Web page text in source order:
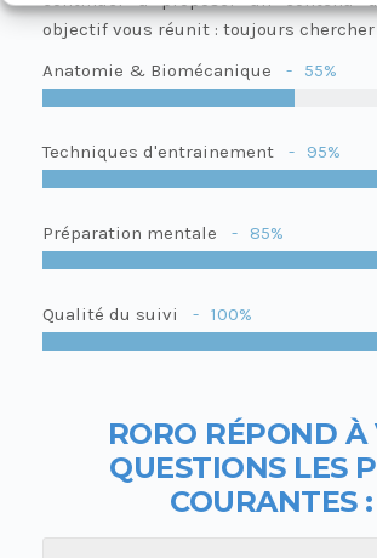
objectif vous réunit : toujours chercher
Anatomie & Biomécanique
55%
Techniques d'entrainement 95%
Préparation mentale 85%
Qualité du suivi 100%
RORO RÉPOND À
QUESTIONS LES
COURANTES :